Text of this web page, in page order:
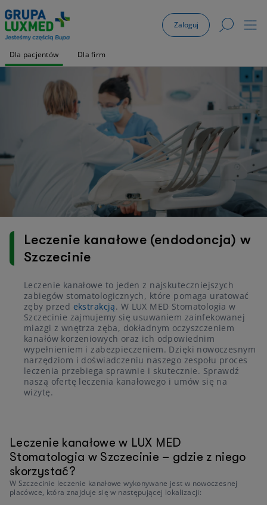
Zaloguj
Dla pacjentów Dla firm
Leczenie kanałowe (endodoncja) w
Szczecinie
Leczenie kanałowe to jeden z najskuteczniejszych
zabiegów stomatologicznych, które pomaga uratować
zęby przed ekstrakcją. W LUX MED Stomatologia w
Szczecinie zajmujemy się usuwaniem zainfekowanej
miazgi z wnętrza zęba, dokładnym oczyszczeniem
kanałów korzeniowych oraz ich odpowiednim
wypełnieniem i zabezpieczeniem. Dzięki nowoczesnym
narzędziom i doświadczeniu naszego zespołu proces
leczenia przebiega sprawnie i skutecznie. Sprawdź
naszą ofertę leczenia kanałowego i umów się na
wizytę.
Leczenie kanałowe w LUX MED
Stomatologia w Szczecinie – gdzie z niego
skorzystać?
W Szczecinie leczenie kanałowe wykonywane jest w nowoczesnej
placówce, która znajduje się w następującej lokalizacji: